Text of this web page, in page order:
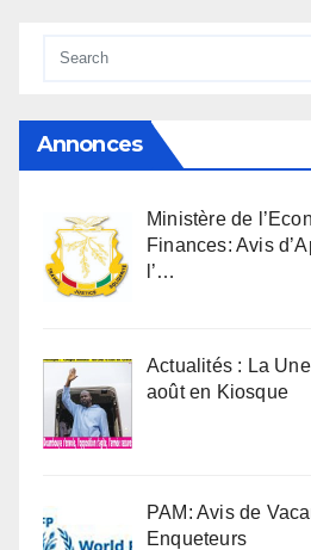
Annonces
Ministère de
Finances: Avis
l’…
Actualités : La
août en Kiosque
PAM: Avis de
Enqueteurs